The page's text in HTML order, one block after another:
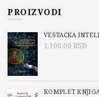
PROIZVODI
VEŠTAČKA
1.100,00 RSD
KOMPLET